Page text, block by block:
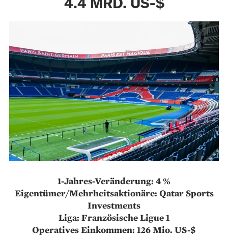
1-Jahres-Veränderung: 4 %
Eigentümer/Mehrheitsaktionäre: Qatar Sports
Investments
Liga: Französische Ligue 1
Operatives Einkommen: 126 Mio. US-$